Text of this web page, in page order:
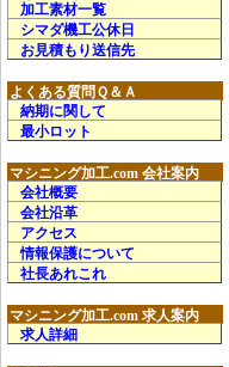
加工素材一覧
シマダ機工公休日
お見積もり送信先
よくある質問Ｑ＆Ａ
納期に関して
最小ロット
マシニング加工.com 会社案内
会社概要
会社沿革
アクセス
情報保護について
社長あれこれ
マシニング加工.com 求人案内
求人詳細